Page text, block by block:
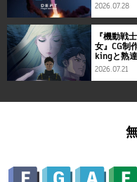
2026.07.28
『機動戦
女』CG
kingと熟
2026.07.21